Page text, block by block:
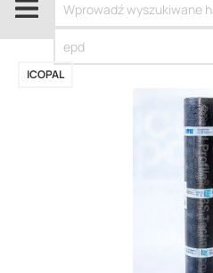
ICOPAL